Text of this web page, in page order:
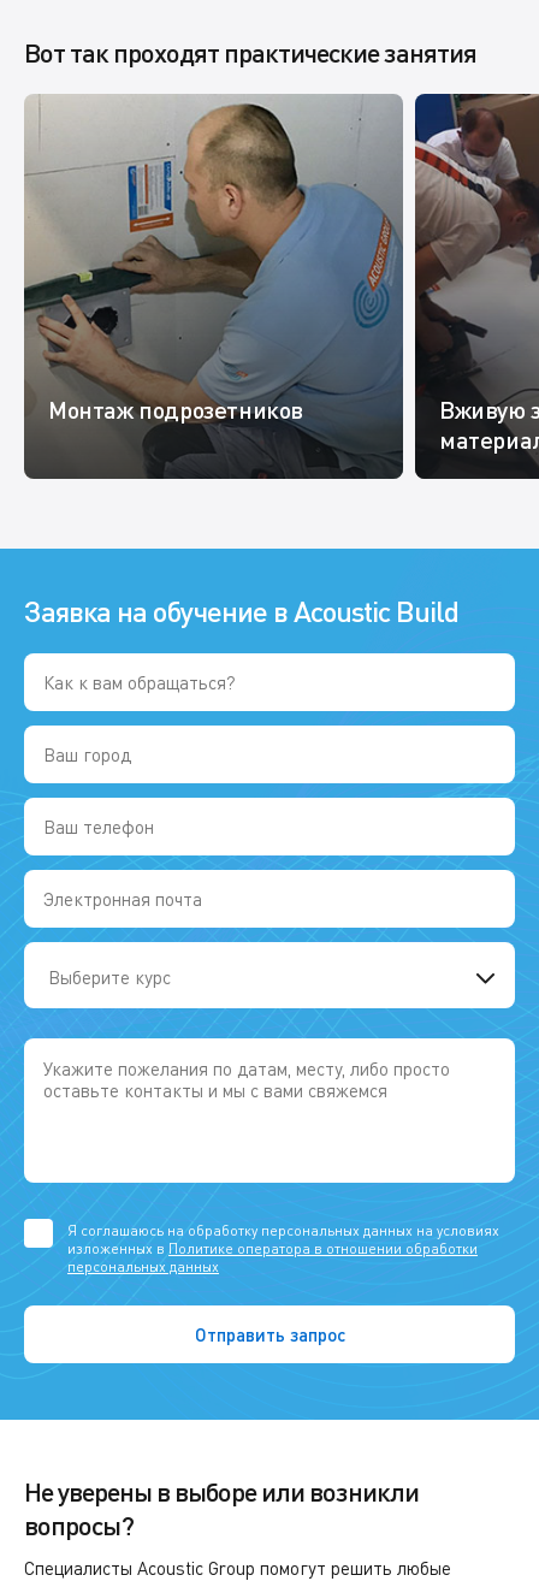
Вот так проходят практические занятия
Монтаж подрозетников
Вживую
Заявка на обучение в Acoustic Build
Выберите курс
Я соглашаюсь на обработку персональных данных на условиях
изложенных в Политике оператора в отношении обработки
персональных данных
Не уверены в выборе или возникли
вопросы?
Специалисты Acoustic Group помогут решить любые